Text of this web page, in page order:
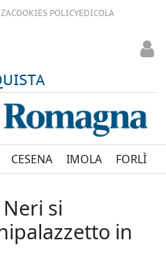
COOKIES POLICYEDICOLA
CESENA IMOLA FORLÌ
si
in